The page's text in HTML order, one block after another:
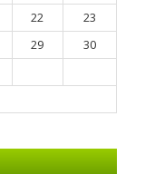
22
23
29
30